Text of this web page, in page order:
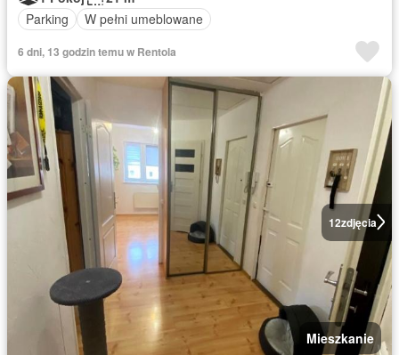
Parking
W pełni umeblowane
6 dni, 13 godzin temu w Rentola
12zdjęcia
Mieszkanie